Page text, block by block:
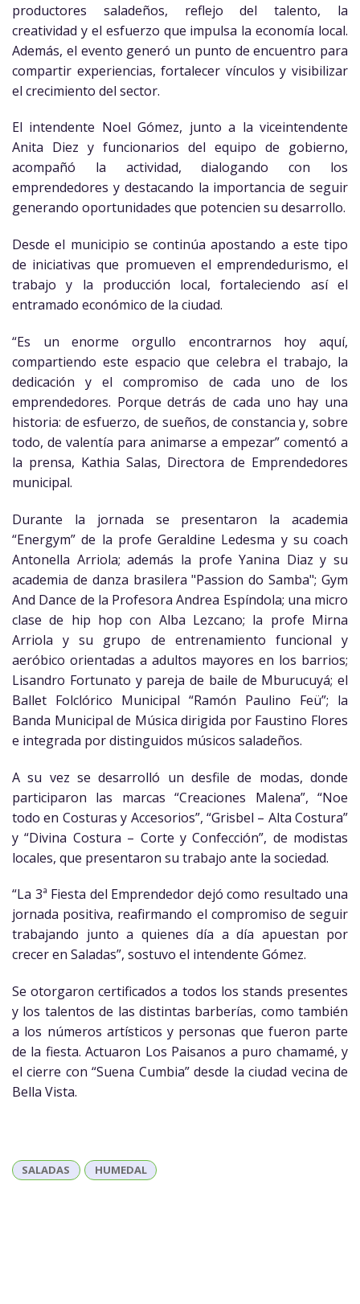
productores saladeños, reflejo del talento, la
creatividad y el esfuerzo que impulsa la economía local.
Además, el evento generó un punto de encuentro para
compartir experiencias, fortalecer vínculos y visibilizar
el crecimiento del sector.
El intendente Noel Gómez, junto a la viceintendente
Anita Diez y funcionarios del equipo de gobierno,
acompañó la actividad, dialogando con los
emprendedores y destacando la importancia de seguir
generando oportunidades que potencien su desarrollo.
Desde el municipio se continúa apostando a este tipo
de iniciativas que promueven el emprendedurismo, el
trabajo y la producción local, fortaleciendo así el
entramado económico de la ciudad.
“Es un enorme orgullo encontrarnos hoy aquí,
compartiendo este espacio que celebra el trabajo, la
dedicación y el compromiso de cada uno de los
emprendedores. Porque detrás de cada uno hay una
historia: de esfuerzo, de sueños, de constancia y, sobre
todo, de valentía para animarse a empezar” comentó a
la prensa, Kathia Salas, Directora de Emprendedores
municipal.
Durante la jornada se presentaron la academia
“Energym” de la profe Geraldine Ledesma y su coach
Antonella Arriola; además la profe Yanina Diaz y su
academia de danza brasilera "Passion do Samba"; Gym
And Dance de la Profesora Andrea Espíndola; una micro
clase de hip hop con Alba Lezcano; la profe Mirna
Arriola y su grupo de entrenamiento funcional y
aeróbico orientadas a adultos mayores en los barrios;
Lisandro Fortunato y pareja de baile de Mburucuyá; el
Ballet Folclórico Municipal “Ramón Paulino Feü”; la
Banda Municipal de Música dirigida por Faustino Flores
e integrada por distinguidos músicos saladeños.
A su vez se desarrolló un desfile de modas, donde
participaron las marcas “Creaciones Malena”, “Noe
todo en Costuras y Accesorios”, “Grisbel – Alta Costura”
y “Divina Costura – Corte y Confección”, de modistas
locales, que presentaron su trabajo ante la sociedad.
“La 3ª Fiesta del Emprendedor dejó como resultado una
jornada positiva, reafirmando el compromiso de seguir
trabajando junto a quienes día a día apuestan por
crecer en Saladas”, sostuvo el intendente Gómez.
Se otorgaron certificados a todos los stands presentes
y los talentos de las distintas barberías, como también
a los números artísticos y personas que fueron parte
de la fiesta. Actuaron Los Paisanos a puro chamamé, y
el cierre con “Suena Cumbia” desde la ciudad vecina de
Bella Vista.
SALADAS HUMEDAL